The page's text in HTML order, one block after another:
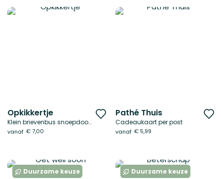
Opkikkertje
Klein brievenbus snoepdoosje
vanaf € 7,00
Voeg
toe
aan
Pathé Thuis
Cadeaukaart per post
vanaf € 5,99
Duurzame keuze Duurzame keuze